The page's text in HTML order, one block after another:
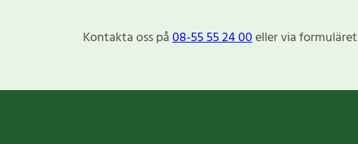
Kontakta oss på08-55 55 24 00eller via